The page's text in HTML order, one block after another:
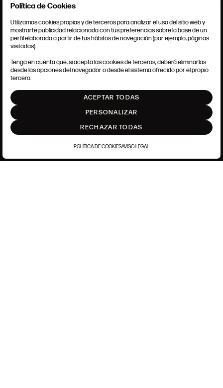
CONDICIONES GENERALES
POLÍTICA DE COOKIES
AJUSTE DE COOKIES
Política de Cookies
Utilizamos cookies propias y de terceros para analizar el uso del sitio web y
mostrarte publicidad relacionada con tus preferencias sobre la base de un
perfil elaborado a partir de tus hábitos de navegación (por ejemplo, páginas
visitadas).
Tenga en cuenta que, si acepta las cookies de terceros, deberá eliminarlas
desde las opciones del navegador o desde el sistema ofrecido por el propio
tercero.
ACEPTAR TODAS
PERSONALIZAR
RECHAZAR TODAS
POLÍTICA DE COOKIESAVISO LEGAL